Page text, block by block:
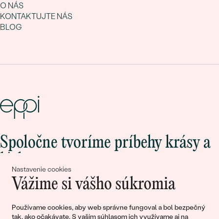
Nastavenie cookies
Vážime si vášho súkromia
Používame cookies, aby web správne fungoval a bol bezpečný
tak, ako očakávate. S vaším súhlasom ich využívame aj na
O NÁS
KONTAKTUJTE NÁS
BLOG
Spoločne tvoríme príbehy krásy a
Pripojte sa k nám!